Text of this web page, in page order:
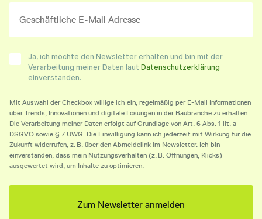
Ja, ich möchte den Newsletter erhalten und bin mit der
Verarbeitung meiner Daten laut Datenschutzerklärung
einverstanden.
Mit Auswahl der Checkbox willige ich ein, regelmäßig per E-Mail Informationen
über Trends, Innovationen und digitale Lösungen in der Baubranche zu erhalten.
Die Verarbeitung meiner Daten erfolgt auf Grundlage von Art. 6 Abs. 1 lit. a
DSGVO sowie § 7 UWG. Die Einwilligung kann ich jederzeit mit Wirkung für die
Zukunft widerrufen, z. B. über den Abmeldelink im Newsletter. Ich bin
einverstanden, dass mein Nutzungsverhalten (z. B. Öffnungen, Klicks)
ausgewertet wird, um Inhalte zu optimieren.